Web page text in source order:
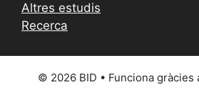
Altres estudis
Recerca
© 2026 BID • Funciona gràcies